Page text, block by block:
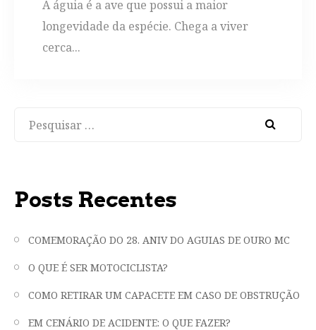
A águia é a ave que possui a maior
longevidade da espécie. Chega a viver
cerca...
Posts Recentes
COMEMORAÇÃO DO 28. ANIV DO AGUIAS DE OURO MC
O QUE É SER MOTOCICLISTA?
COMO RETIRAR UM CAPACETE EM CASO DE OBSTRUÇÃO
EM CENÁRIO DE ACIDENTE: O QUE FAZER?